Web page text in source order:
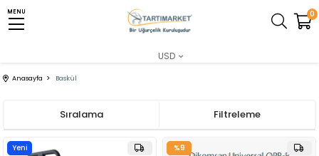
MENU
MENU
USD
0
Anasayfa Baskül
Filtreleme
Sıralama
Yeni
%9